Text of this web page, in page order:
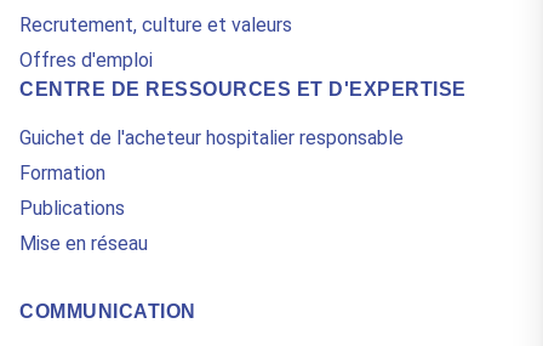
Recrutement, culture et valeurs
Offres d'emploi
CENTRE DE RESSOURCES ET D'EXPERTISE
Guichet de l'acheteur hospitalier responsable
Formation
Publications
Mise en réseau
COMMUNICATION